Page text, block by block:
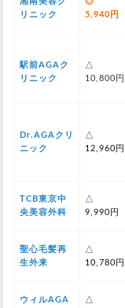
リニック
5,940円
駅前AGAク
リニック
△
10,800円
Dr.AGAクリ
ニック
△
12,960円
TCB東京中
央美容外科
△
9,990円
聖心毛髪再
生外来
△
10,780円
ウィルAGA
△